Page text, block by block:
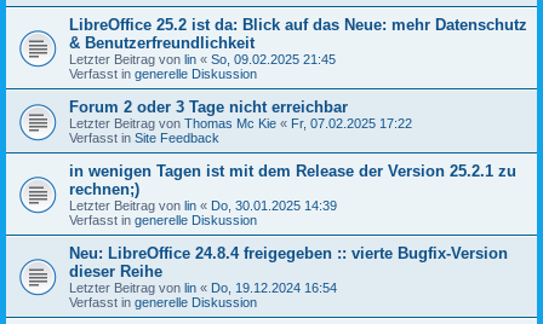
LibreOffice 25.2 ist da: Blick auf das Neue: mehr Datenschutz
& Benutzerfreundlichkeit
Letzter Beitrag von lin « So, 09.02.2025 21:45
Verfasst in generelle Diskussion
Forum 2 oder 3 Tage nicht erreichbar
Letzter Beitrag von Thomas Mc Kie « Fr, 07.02.2025 17:22
Verfasst in Site Feedback
in wenigen Tagen ist mit dem Release der Version 25.2.1 zu
rechnen;)
Letzter Beitrag von lin « Do, 30.01.2025 14:39
Verfasst in generelle Diskussion
Neu: LibreOffice 24.8.4 freigegeben :: vierte Bugfix-Version
dieser Reihe
Letzter Beitrag von lin « Do, 19.12.2024 16:54
Verfasst in generelle Diskussion